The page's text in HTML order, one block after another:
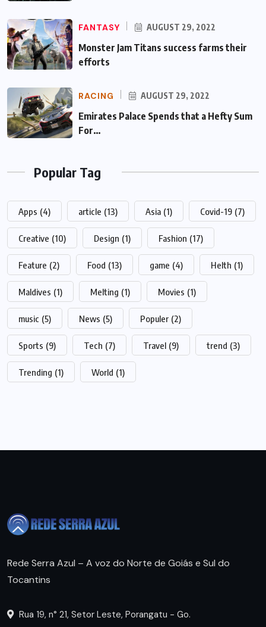
FANTASY AUGUST 29, 2022
Monster Jam Titans success farms their
efforts
RACING AUGUST 29, 2022
Emirates Palace Spends that a Hefty Sum
For…
Popular Tag
Apps (4) article (13) Asia (1) Covid-19 (7)
Creative (10) Design (1) Fashion (17)
Feature (2) Food (13) game (4) Helth (1)
Maldives (1) Melting (1) Movies (1)
music (5) News (5) Populer (2)
Sports (9) Tech (7) Travel (9) trend (3)
Trending (1) World (1)
Rede Serra Azul – A voz do Norte de Goiás e Sul do
Tocantins
Rua 19, n° 21, Setor Leste, Porangatu - Go.